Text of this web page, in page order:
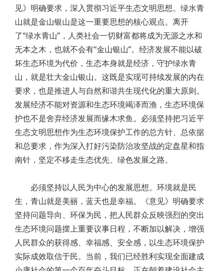
见》明确要求，深入贯彻习近平生态文明思想。绿水青
山就是金山银山是这一重要思想的核心观点。离开
了“绿水青山”，人类社会一切财富都将成为无源之水和
无本之木，也就不会有“金山银山”。经济发展不能以破
坏生态环境为代价，生态本身就是经济，守护绿水青
山，就是壮大金山银山。这既是实现可持续发展的内在
要求，也是推进人与自然和谐共生现代化的重大原则。
发展经济不能对资源和生态环境竭泽而渔，生态环境保
护也不是舍弃经济发展而缘木求鱼。必须坚持把习近平
生态文明思想作为生态环境保护工作的总方针、总依据
和总要求，作为深入打好污染防治攻坚战的定盘星和指
南针，坚定不移走生态优先、绿色发展之路。
必须坚持以人民为中心的发展思想。环境就是民
生，青山就是美丽，蓝天也是幸福。《意见》明确要求
坚持问题导向、环保为民，把人民群众反映强烈的突出
生态环境问题摆上重要议事日程，不断加以解决，增强
人民群众的获得感、幸福感、安全感，以生态环境保护
实际成效取信于民。当前，我们已经胜利实现全面建成